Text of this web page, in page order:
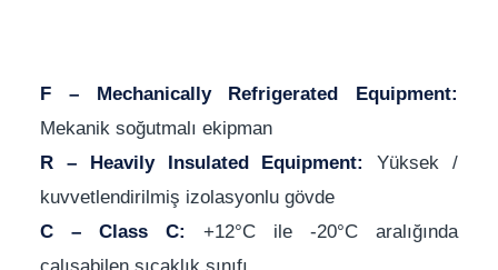
F – Mechanically Refrigerated Equipment:
Mekanik soğutmalı ekipman
R – Heavily Insulated Equipment:
Yüksek /
kuvvetlendirilmiş izolasyonlu gövde
C – Class C:
+12°C ile -20°C aralığında